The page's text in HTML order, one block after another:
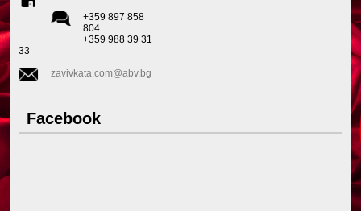
+359 897 858
804
+359 988 39 31
33
zavivkata.com@abv.bg
Facebook